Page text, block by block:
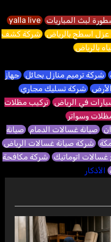
لبث المباريات yalla live
اسطح بالرياض شركة كشف
بالرياض
شركة ترميم منازل بحائل جهاز
شركة تسليك مجاري
في الرياض تركيب مظلات
وسواتر
صيانة غسالات الدمام صيانة
شركة صيانة غسالات الرياض
اتوماتيك شركة مكافحة
الأذكار